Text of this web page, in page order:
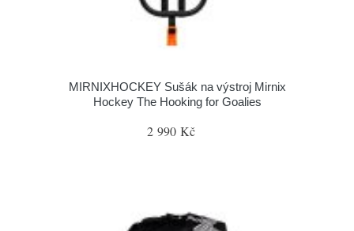
MIRNIXHOCKEY Sušák na výstroj Mirnix
Hockey The Hooking for Goalies
2 990 Kč